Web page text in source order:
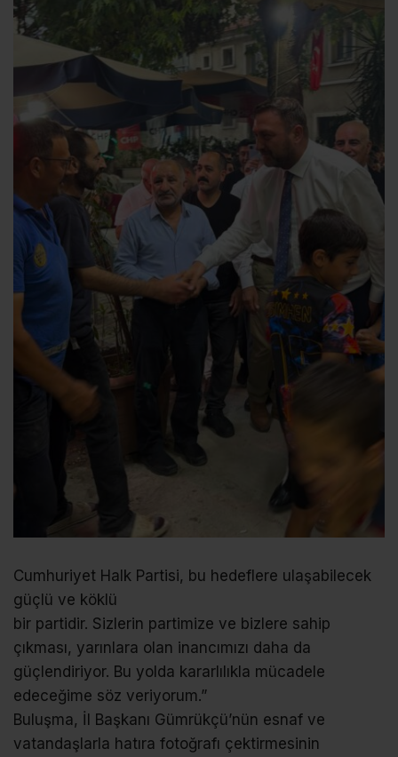
Cumhuriyet Halk Partisi, bu hedeflere ulaşabilecek
güçlü ve köklü
bir partidir. Sizlerin partimize ve bizlere sahip
çıkması, yarınlara olan inancımızı daha da
güçlendiriyor. Bu yolda kararlılıkla mücadele
edeceğime söz veriyorum.”
Buluşma, İl Başkanı Gümrükçü’nün esnaf ve
vatandaşlarla hatıra fotoğrafı çektirmesinin